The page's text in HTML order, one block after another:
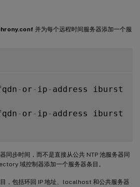
并为每个远程时间服务器添加一个服
- or - ip - address iburst
- or - ip - address iburst
同步时间，而不是直接从公共 NTP 池服务器同
域控制器添加一个服务器条目。
，包括环回 IP 地址、localhost 和公共服务器